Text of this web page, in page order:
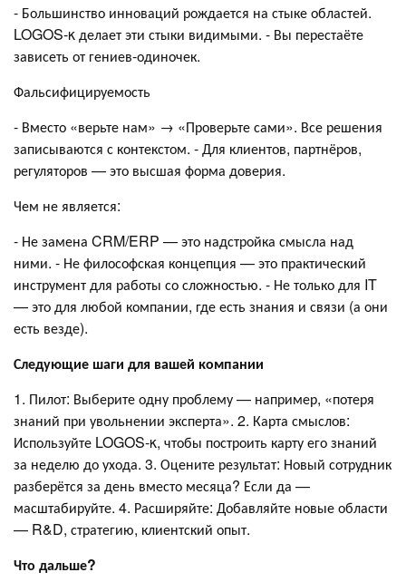
- Большинство инноваций рождается на стыке областей.
LOGOS-κ делает эти стыки видимыми. - Вы перестаёте
зависеть от гениев-одиночек.
Фальсифицируемость
- Вместо «верьте нам» → «Проверьте сами». Все решения
записываются с контекстом. - Для клиентов, партнёров,
регуляторов — это высшая форма доверия.
Чем не является:
- Не замена CRM/ERP — это надстройка смысла над
ними. - Не философская концепция — это практический
инструмент для работы со сложностью. - Не только для IT
— это для любой компании, где есть знания и связи (а они
есть везде).
Следующие шаги для вашей компании
1. Пилот: Выберите одну проблему — например, «потеря
знаний при увольнении эксперта». 2. Карта смыслов:
Используйте LOGOS-κ, чтобы построить карту его знаний
за неделю до ухода. 3. Оцените результат: Новый сотрудник
разберётся за день вместо месяца? Если да —
масштабируйте. 4. Расширяйте: Добавляйте новые области
— R&D, стратегию, клиентский опыт.
Что дальше?